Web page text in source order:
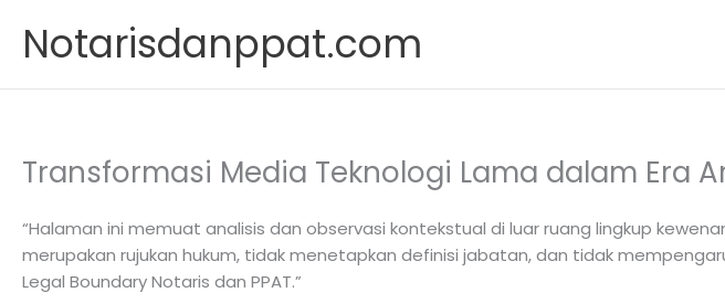
content
Notarisdanppat.com
Transformasi Media Teknologi Lama dalam Era
“Halaman ini memuat analisis dan observasi kontekstual di luar ruang lingkup
merupakan rujukan hukum, tidak menetapkan definisi jabatan, dan tidak
Legal Boundary Notaris dan PPAT.”